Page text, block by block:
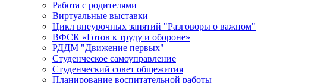
Работа с родителями
Виртуальные выставки
Цикл внеурочных занятий "Разговоры о важном"
ВФСК «Готов к труду и обороне»
РДДМ "Движение первых"
Студенческое самоуправление
Студенческий совет общежития
Планирование воспитательной работы